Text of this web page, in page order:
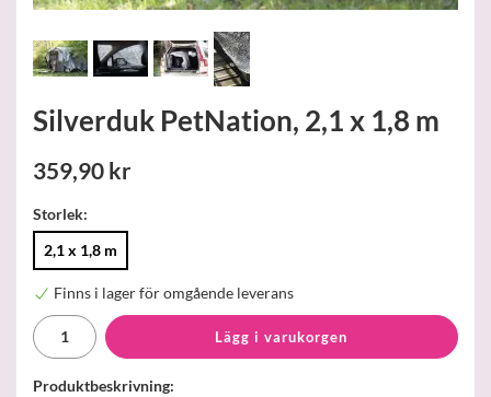
Silverduk PetNation, 2,1 x 1,8 m
359,90 kr
Storlek:
2,1 x 1,8 m
Finns i lager för omgående leverans
Lägg i varukorgen
Produktbeskrivning: